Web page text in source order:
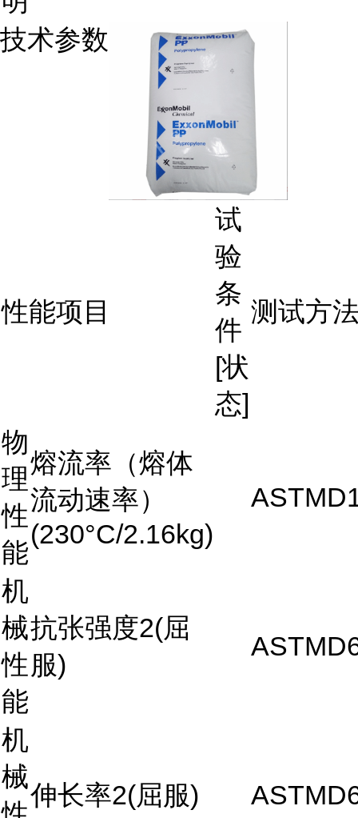
技术参数
性能项目
试
验
条
件
[状
态]
测试方
物
理
性
能
熔流率（熔体
流动速率）
(230°C/2.16kg)
机
械
性
能
抗张强度2(屈
服)
机
械
伸长率2(屈服)